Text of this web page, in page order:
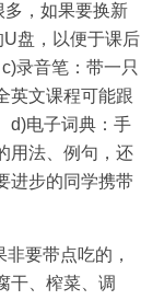
，如果要换新
盘，以便于课后
录音笔：带一只
英文课程可能跟
d)电子词典：手
用法、例句，还
进步的同学携带
要带点吃的，
干、榨菜、调